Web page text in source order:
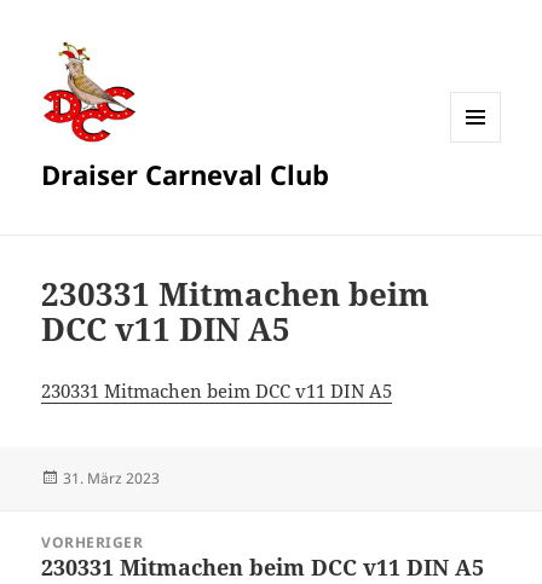
Draiser Carneval Club
230331 Mitmachen beim
DCC v11 DIN A5
230331 Mitmachen beim DCC v11 DIN A5
Veröffentlicht
31. März 2023
VORHERIGER
Vorheriger
230331 Mitmachen beim DCC v11 DIN A5